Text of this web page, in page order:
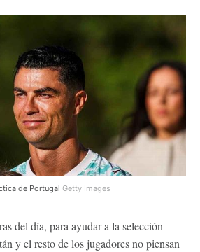
de Portugal Getty Images
del día, para ayudar a la selección
y el resto de los jugadores no piensan